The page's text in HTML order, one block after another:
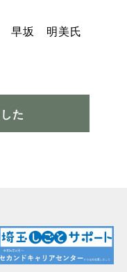
早坂 明美氏
た